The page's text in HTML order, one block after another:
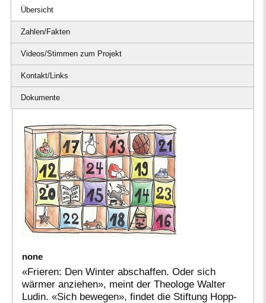
Übersicht
Zahlen/Fakten
Videos/Stimmen zum Projekt
Kontakt/Links
Dokumente
none
«Frieren: Den Winter abschaffen. Oder sich
wärmer anziehen», meint der Theologe Walter
Ludin. «Sich bewegen», findet die Stiftung Hopp-